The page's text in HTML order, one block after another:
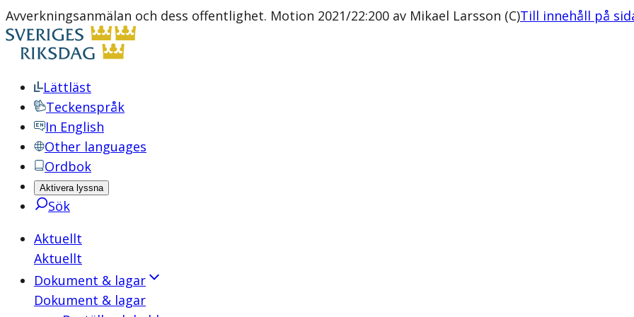
Avverkningsanmälan och dess offentlighet. Motion 2021/22:200 av Mikael Larsson (C)Till innehåll på
Lättläst
Teckenspråk
In English
Other languages
Ordbok
Aktivera lyssna
Sök
Aktuellt
Aktuellt
Dokument & lagar
Dokument & lagar